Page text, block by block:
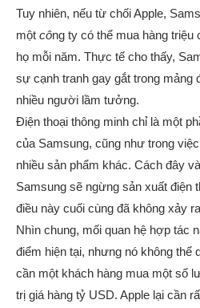
Tuy nhiên, nếu từ chối Apple,
một công ty có thể mua hàng
họ mỗi năm. Thực tế cho thấy,
sự cạnh tranh gay gắt trong mảng
nhiều người lầm tưởng.
Điện thoại thông minh chỉ là một
của Samsung, cũng như trong
nhiều sản phẩm khác. Cách đây
Samsung sẽ ngừng sản xuất điện
điều này cuối cùng đã không xảy
Nhìn chung, mối quan hệ hợp tác
điểm hiện tại, nhưng nó không thể
cần một khách hàng mua một số
trị giá hàng tỷ USD. Apple lại cần